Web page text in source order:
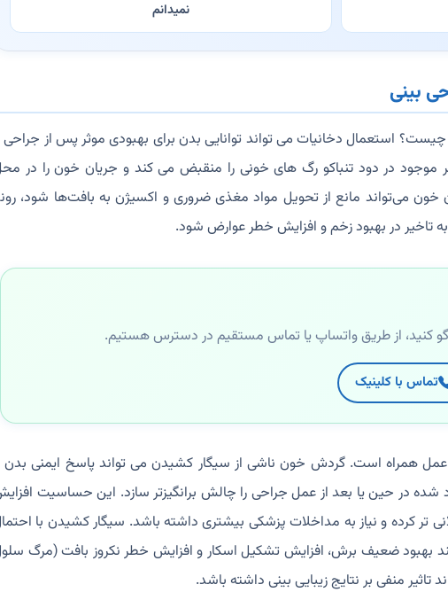
نمیدانم
بینی
چیست؟ استعمال دخانیات می تواند توانایی بدن برای بهبودی موثر پس از جراحی
موجود در دود تنباکو رگ های خونی را منقبض می کند و جریان خون را در
می‌تواند مانع از تحویل مواد مغذی ضروری و اکسیژن به بافت‌ها شود،
تاخیر در بهبود زخم و افزایش خطر عوارض شود.
کنید، از طریق واتساپ یا تماس مستقیم در دسترس هستیم.
تماس با کلینیک
همراه است. گردش خون ناشی از سیگار کشیدن می تواند پاسخ ایمنی بدن
شده در حین یا بعد از عمل جراحی را چالش برانگیزتر سازد. این حساسیت
تر کرده و نیاز به مداخلات پزشکی بیشتری داشته باشد. سیگار کشیدن با
بهبود ضعیف برش، افزایش تشکیل اسکار و افزایش خطر نکروز بافت (مرگ
منفی بر نتایج زیبایی بینی داشته باشد.